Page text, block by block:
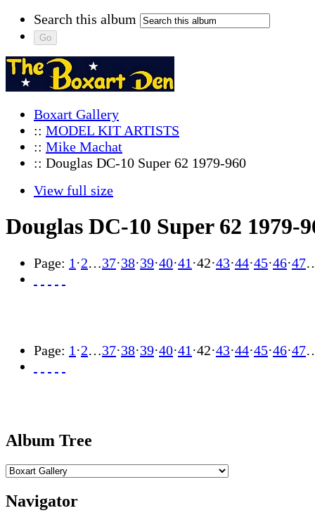
Search this album
Boxart Gallery
:: MODEL KIT ARTISTS
:: Mike Machat
:: Douglas DC-10 Super 62 1979-960
View full size
Douglas DC-10 Super 62 1979-
Page: 1 ·2…37·38·39·40·41 ·42·43·44·45·46·47
Page: 1 ·2…37·38·39·40·41 ·42·43·44·45·46·47
Album Tree
Navigator